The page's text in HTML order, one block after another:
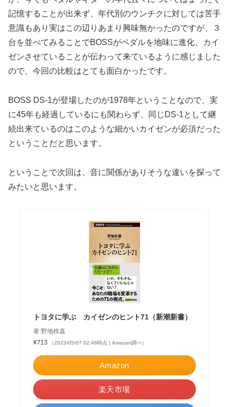
記憶することが出来ず、年代別のウンチクに対しては苦手
意識もあり実はこの辺りあまり興味無かったのですが、３
台を並べてみることでBOSSがペダルを地味に進化、カイ
ゼンさせていることが伝わって来ているように感じました
ので、今回の比較はとても面白かったです。
BOSS DS-1が登場したのが1978年ということなので、実
に45年も経過しているにも関わらず、同じDS-1として継
続出来ているのはこのような細かいカイゼンが必須だった
ということだと思います。
ということで次回は、音に関係がありそうな違いを探って
みたいと思います。
トヨタに学ぶ カイゼンのヒント71（新潮新書）
著:野地秩嘉
¥713
（2023/05/07 02:48時点 | Amazon調べ）
Amazon
楽天市場